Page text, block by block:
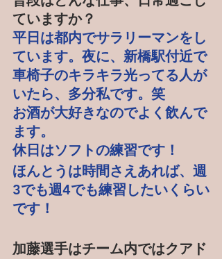
ていますか？
平日は都内でサラリーマンをし
ています。夜に、新橋駅付近で
車椅子のキラキラ光ってる人が
いたら、多分私です。笑
お酒が大好きなのでよく飲んで
ます。
休日はソフトの練習です！
ほんとうは時間さえあれば、週
3でも週4でも練習したいくらい
です！
加藤選手はチーム内ではクアド